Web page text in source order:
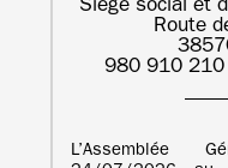
Siège social et
Route
980 910 210
L’Assemblée